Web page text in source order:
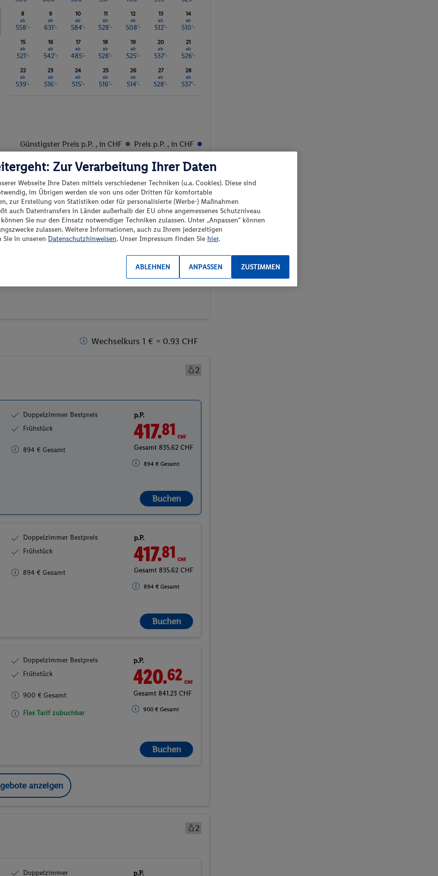
8
ab
558'-
9
ab
631'-
10
ab
584'-
11
ab
528'-
12
ab
508'-
13
ab
512'-
14
ab
510'-
15
ab
521'-
16
ab
542'-
17
ab
485'-
18
ab
528'-
19
ab
525'-
20
ab
537'-
21
ab
526'-
22
ab
539'-
23
ab
516'-
24
ab
515'-
25
ab
516'-
26
ab
514'-
27
ab
528'-
28
ab
537'-
Günstigster Preis p.P. , in CHF Preis p.P. , in CHF
los?
Preis aufsteigend
Wechselkurs 1 € = 0.93 CHF
2
Doppelzimmer Bestpreis
Frühstück
894 € Gesamt
p.P.
417.81CHF
Gesamt 835.62 CHF
894 € Gesamt
Buchen
Doppelzimmer Bestpreis
Frühstück
894 € Gesamt
p.P.
417.81CHF
Gesamt 835.62 CHF
894 € Gesamt
Buchen
Doppelzimmer Bestpreis
Frühstück
900 € Gesamt
Flex Tarif zubuchbar
p.P.
420.62CHF
Gesamt 841.23 CHF
900 € Gesamt
Buchen
anzeigen
2
Doppelzimmer p.P.
Zur Verarbeitung Ihrer Daten
Webseite Ihre Daten mittels verschiedener Techniken (u.a. Cookies). Diese sind
im Übrigen werden sie von uns oder Dritten für komfortable
zur Erstellung von Statistiken oder für personalisierte (Werbe-) Maßnahmen
auch Datentransfers in Länder außerhalb der EU ohne angemessenes Schutzniveau
Sie nur den Einsatz notwendiger Techniken zulassen. Unter „Anpassen“ können
zulassen. Weitere Informationen, auch zu Ihrem jederzeitigen
in unseren Datenschutzhinweisen. Unser Impressum finden Sie hier.
ZUSTIMMEN
ANPASSEN
ABLEHNEN